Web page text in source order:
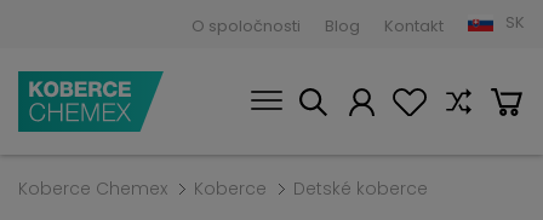
O spoločnosti Blog Kontakt SK
Koberce Chemex Koberce Detské koberce